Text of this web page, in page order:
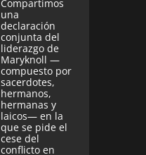
Compartimos
una
declaración
conjunta del
liderazgo de
Maryknoll —
compuesto por
sacerdotes,
hermanos,
hermanas y
laicos— en la
que se pide el
cese del
conflicto en